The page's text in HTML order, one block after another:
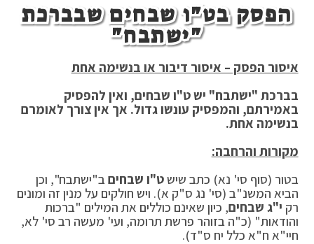
הפסק בט"ו שבחים שבברכת
"ישתבח"
איסור הפסק – איסור דיבור או בנשימה אחת
בברכת "ישתבח" יש ט"ו שבחים, ואין להפסיק
באמירתם, והמפסיק עונשו גדול. אך אין צורך לאומרם
בנשימה אחת.
מקורות והרחבה:
בטור (סוף סי' נא) כתב שישט"ו שבחיםב"ישתבח", וכן
הביא המשנ"ב (סי' נג ס"ק א). ויש חולקים על מנין זה ומונים
רק י"ג שבחים, כיון שאינם כוללים את המילים "ברכות
והודאות" (כ"ה בזוהר פרשת תרומה, ועי' מעשה רב סי' לא,
חיי"א ח"א כלל יח ס"ד).